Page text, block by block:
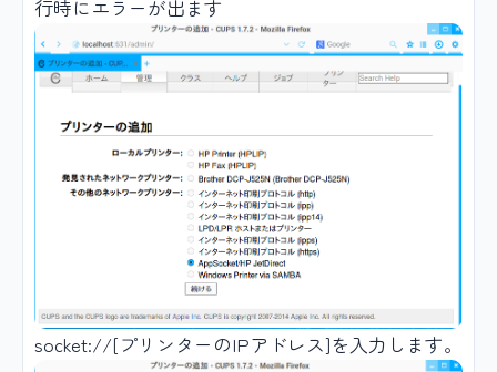
行時にエラーが出ます
socket://[プリンターのIPアドレス]を入力します。